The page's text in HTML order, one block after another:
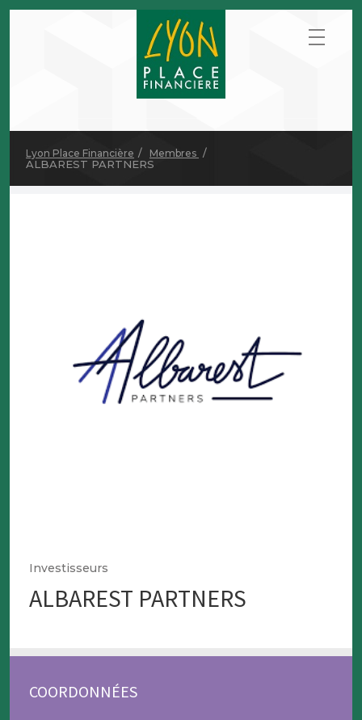
Lyon Place Financière Membres
ALBAREST PARTNERS
Investisseurs
ALBAREST PARTNERS
COORDONNÉES